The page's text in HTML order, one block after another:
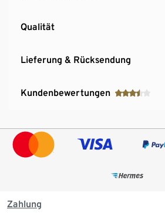
Qualität
Lieferung & Rücksendung
Kundenbewertungen
Zahlung